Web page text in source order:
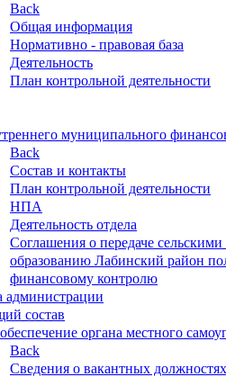
Back
Общая информация
Нормативно - правовая база
Деятельность
План контрольной деятельности
муниципального
Back
Состав и контакты
План контрольной деятельности
НПА
Деятельность отдела
Соглашения о передаче
образованию Лабинский район
финансовому контролю
администрации
состав
органа местного
Back
Сведения о вакантных